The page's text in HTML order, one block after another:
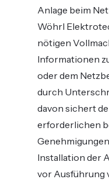
Anlage beim
Wöhrl
nötigen
Informationen
oder dem
durch
davon sichert
erforderlichen
Installation der
vor Ausführung